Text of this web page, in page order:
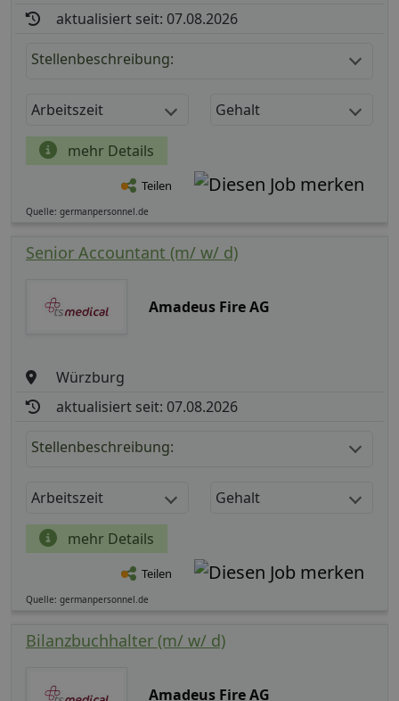
aktualisiert seit: 07.08.2026
Stellenbeschreibung:
Arbeitszeit Gehalt
mehr Details
Teilen
Quelle: germanpersonnel.de
Senior Accountant (m/ w/ d)
Amadeus Fire AG
Würzburg
aktualisiert seit: 07.08.2026
Stellenbeschreibung:
Arbeitszeit Gehalt
mehr Details
Teilen
Quelle: germanpersonnel.de
Bilanzbuchhalter (m/ w/ d)
Amadeus Fire AG